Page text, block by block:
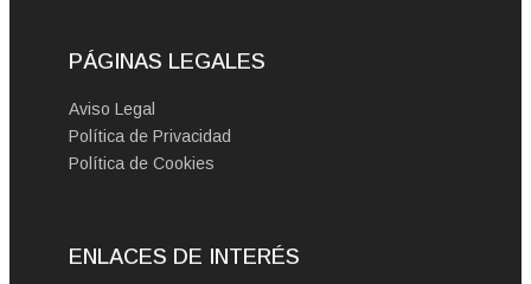
PÁGINAS LEGALES
Aviso Legal
Política de Privacidad
Política de Cookies
ENLACES DE INTERÉS